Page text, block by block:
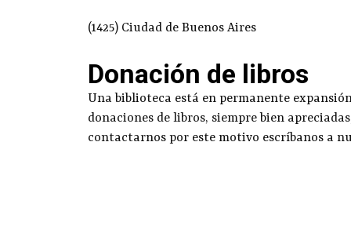
(1425) Ciudad de Buenos Aires
Donación de libros
Una biblioteca está en permanente
donaciones de libros, siempre bien
contactarnos por este motivo escríbanos a